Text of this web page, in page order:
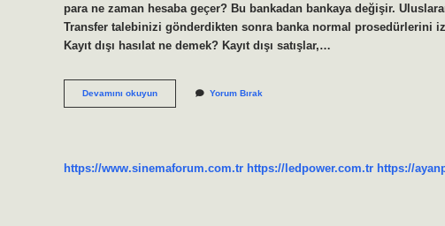
para ne zaman hesaba geçer? Bu bankadan bankaya değişir.
Transfer talebinizi gönderdikten sonra banka normal prosedürlerini
Kayıt dışı hasılat ne demek? Kayıt dışı satışlar,…
Devamını okuyunKayıt
Dışı
Yorum Bırak
https://www.sinemaforum.com.tr https://ledpower.com.tr https://